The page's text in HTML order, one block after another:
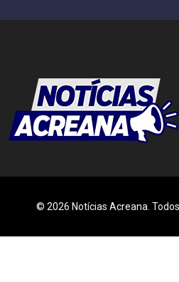
© 2026 Notícias Acreana.